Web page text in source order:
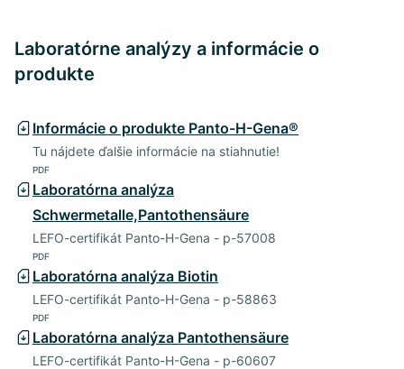
Laboratórne analýzy a informácie o
produkte
Informácie o produkte Panto-H-Gena®
Tu nájdete ďalšie informácie na stiahnutie!
PDF
Laboratórna analýza
Schwermetalle,Pantothensäure
LEFO-certifikát Panto-H-Gena - p-57008
PDF
Laboratórna analýza Biotin
LEFO-certifikát Panto-H-Gena - p-58863
PDF
Laboratórna analýza Pantothensäure
LEFO-certifikát Panto-H-Gena - p-60607